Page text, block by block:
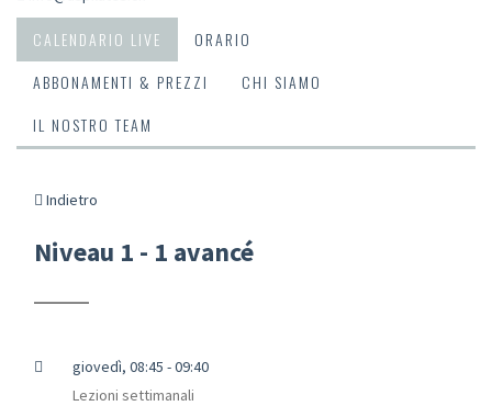
CALENDARIO LIVE
ORARIO
ABBONAMENTI & PREZZI
CHI SIAMO
IL NOSTRO TEAM
Indietro
Niveau 1 - 1 avancé
giovedì, 08:45 - 09:40
Lezioni settimanali